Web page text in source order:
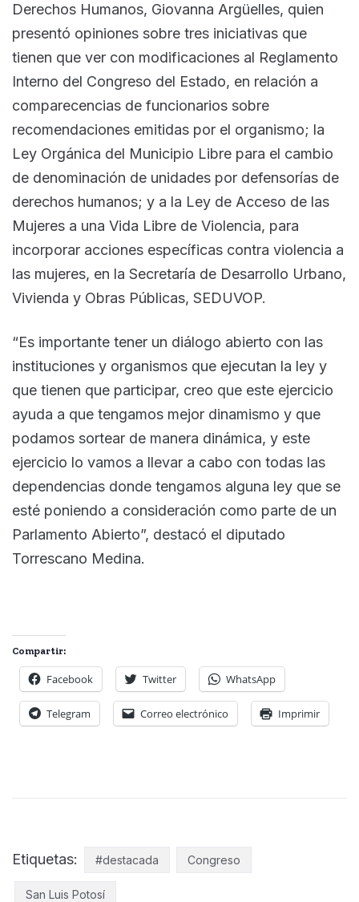
Derechos Humanos, Giovanna Argüelles, quien
presentó opiniones sobre tres iniciativas que
tienen que ver con modificaciones al Reglamento
Interno del Congreso del Estado, en relación a
comparecencias de funcionarios sobre
recomendaciones emitidas por el organismo; la
Ley Orgánica del Municipio Libre para el cambio
de denominación de unidades por defensorías de
derechos humanos; y a la Ley de Acceso de las
Mujeres a una Vida Libre de Violencia, para
incorporar acciones específicas contra violencia a
las mujeres, en la Secretaría de Desarrollo Urbano,
Vivienda y Obras Públicas, SEDUVOP.
“Es importante tener un diálogo abierto con las
instituciones y organismos que ejecutan la ley y
que tienen que participar, creo que este ejercicio
ayuda a que tengamos mejor dinamismo y que
podamos sortear de manera dinámica, y este
ejercicio lo vamos a llevar a cabo con todas las
dependencias donde tengamos alguna ley que se
esté poniendo a consideración como parte de un
Parlamento Abierto”, destacó el diputado
Torrescano Medina.
Compartir:
Facebook Twitter WhatsApp
Telegram Correo electrónico Imprimir
Etiquetas: #destacada Congreso
San Luis Potosí